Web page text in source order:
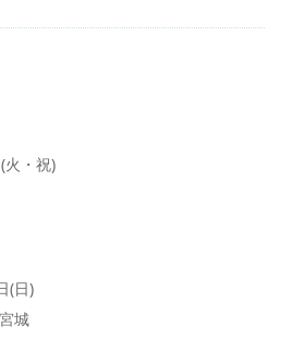
火・祝)
(日)
城